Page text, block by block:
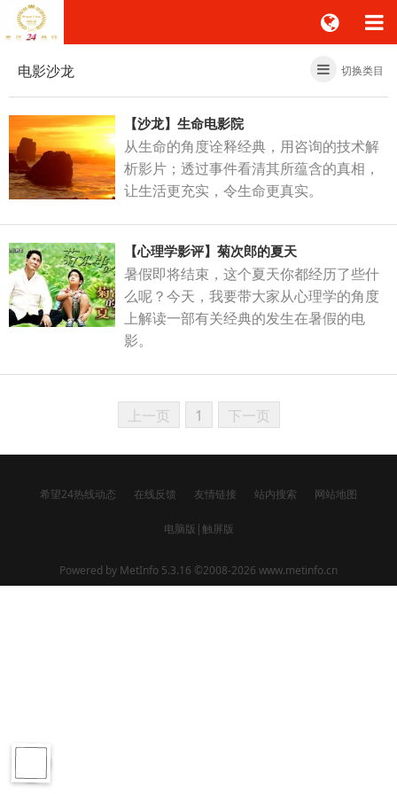
电影沙龙 切换类目
【沙龙】生命电影院
从生命的角度诠释经典，用咨询的技术解
析影片；透过事件看清其所蕴含的真相，
让生活更充实，令生命更真实。
【心理学影评】菊次郎的夏天
暑假即将结束，这个夏天你都经历了些什
么呢？今天，我要带大家从心理学的角度
上解读一部有关经典的发生在暑假的电
影。
上一页 1 下一页
希望24热线动态 在线反馈 友情链接 站内搜索 网站地图
电脑版 |触屏版
Powered by MetInfo 5.3.16 ©2008-2026 www.metinfo.cn